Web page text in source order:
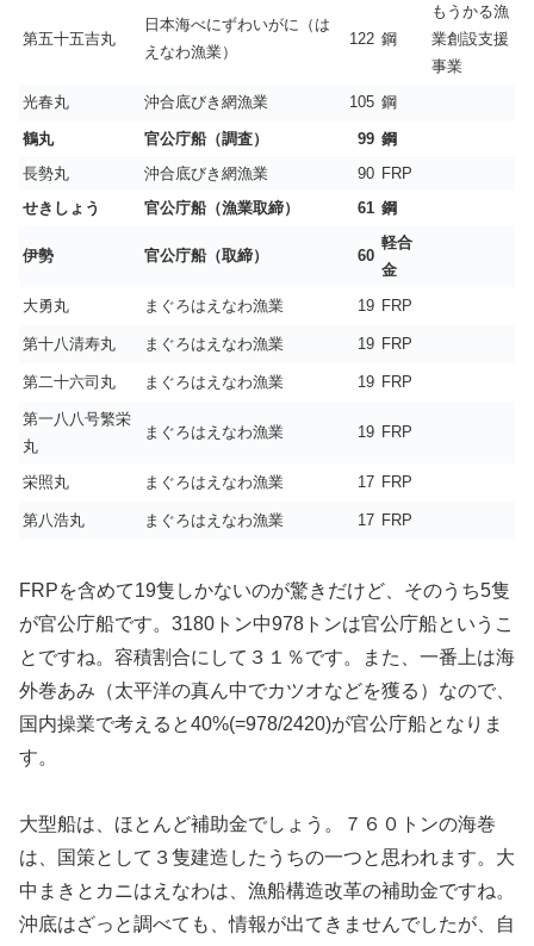
第五十五吉丸
日本海べにずわいがに（は
えなわ漁業）
122 鋼
もうかる漁
業創設支援
事業
光春丸
沖合底びき網漁業 105 鋼
鶴丸 官公庁船（調査） 99 鋼
長勢丸
沖合底びき網漁業 90 FRP
せきしょう
官公庁船（漁業取締） 61 鋼
伊勢 官公庁船（取締） 60
軽合
金
大勇丸
まぐろはえなわ漁業 19 FRP
第十八清寿丸 まぐろはえなわ漁業 19 FRP
第二十六司丸 まぐろはえなわ漁業 19 FRP
第一八八号繁栄
丸
まぐろはえなわ漁業 19 FRP
栄照丸 まぐろはえなわ漁業 17 FRP
第八浩丸 まぐろはえなわ漁業 17 FRP
FRPを含めて19隻しかないのが驚きだけど、そのうち5隻
が官公庁船です。3180トン中978トンは官公庁船というこ
とですね。容積割合にして３１％です。また、一番上は海
外巻あみ（太平洋の真ん中でカツオなどを獲る）なので、
国内操業で考えると40%(=978/2420)が官公庁船となりま
す。
大型船は、ほとんど補助金でしょう。７６０トンの海巻
は、国策として３隻建造したうちの一つと思われます。大
中まきとカニはえなわは、漁船構造改革の補助金ですね。
沖底はざっと調べても、情報が出てきませんでしたが、自